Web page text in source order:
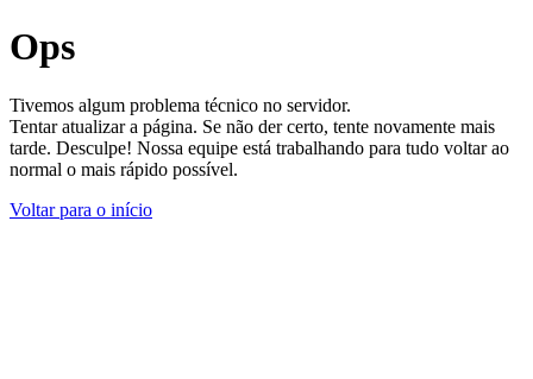
Ops
Tivemos algum problema técnico no servidor.
Tentar atualizar a página. Se não der certo, tente novamente mais
tarde. Desculpe! Nossa equipe está trabalhando para tudo voltar ao
normal o mais rápido possível.
Voltar para o início